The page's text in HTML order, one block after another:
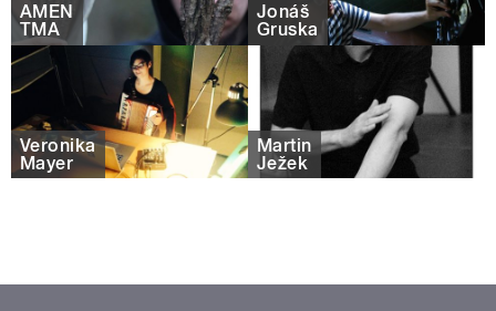
AMEN
TMA
Jonáš
Gruska
Veronika
Mayer
Martin
Ježek